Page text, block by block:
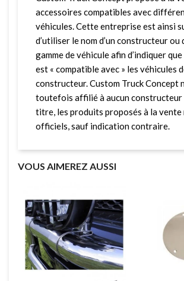
accessoires compatibles avec
véhicules. Cette entreprise est ainsi
d’utiliser le nom d’un constructeur ou
gamme de véhicule afin d’indiquer
est « compatible avec » les véhicules
constructeur. Custom Truck Concept
toutefois affilié à aucun constructeur
titre, les produits proposés à la vente
officiels, sauf indication contraire.
VOUS AIMEREZ AUSSI